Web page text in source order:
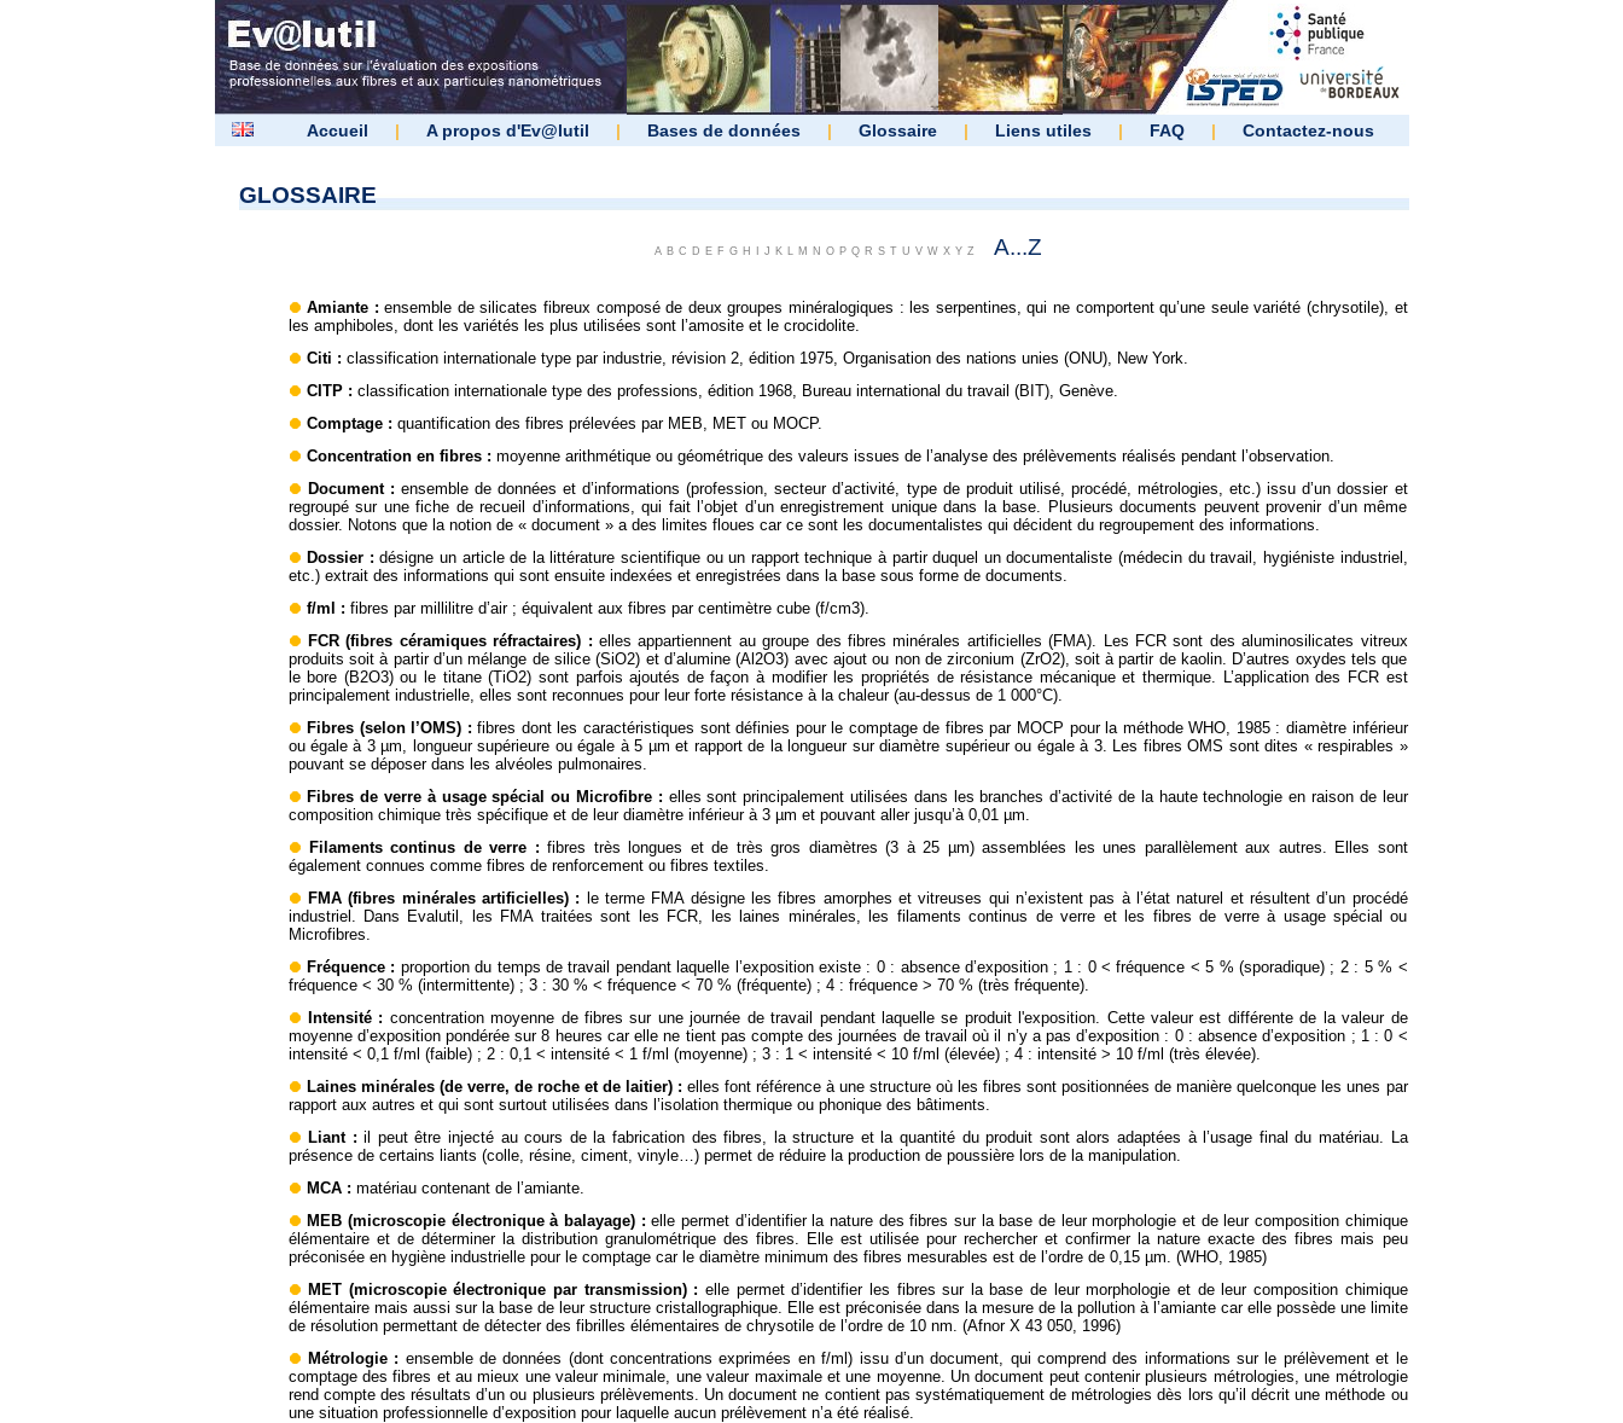
Accueil | A propos d'Ev@lutil | Bases de données | Glossaire | Liens utiles | FAQ | Contactez-nous
GLOSSAIRE
A B C D E F G H J K L M N O P Q R S T U V W X Y Z A...Z
Amiante : ensemble de silicates fibreux composé de deux groupes minéralogiques : les serpentines, qui ne comportent qu’une seule variété (chrysotile), et
les amphiboles, dont les variétés les plus utilisées sont l’amosite et le crocidolite.
Citi : classification internationale type par industrie, révision 2, édition 1975, Organisation des nations unies (ONU), New York.
CITP : classification internationale type des professions, édition 1968, Bureau international du travail (BIT), Genève.
Comptage: quantification des fibres prélevées par MEB, MET ou MOCP.
Concentration en fibres : moyenne arithmétique ou géométrique des valeurs issues de l’analyse des prélèvements réalisés pendant l’observation.
Document: ensemble de données et d’informations (profession, secteur d’activité, type de produit utilisé, procédé, métrologies, etc.) issu d’un dossier et
regroupé sur une fiche de recueil d’informations, qui fait l’objet d’un enregistrement unique dans la base. Plusieurs documents peuvent provenir d’un même
dossier. Notons que la notion de « document » a des limites floues car ce sont les documentalistes qui décident du regroupement des informations.
Dossier : désigne un article de la littérature scientifique ou un rapport technique à partir duquel un documentaliste (médecin du travail, hygiéniste industriel,
etc.) extrait des informations qui sont ensuite indexées et enregistrées dans la base sous forme de documents.
f/ml : fibres par millilitre d’air ; équivalent aux fibres par centimètre cube (f/cm3).
FCR (fibres céramiques réfractaires) : elles appartiennent au groupe des fibres minérales artificielles (FMA). Les FCR sont des aluminosilicates vitreux
produits soit à partir d’un mélange de silice (SiO2) et d’alumine (Al2O3) avec ajout ou non de zirconium (ZrO2), soit à partir de kaolin. D’autres oxydes tels que
le bore (B2O3) ou le titane (TiO2) sont parfois ajoutés de façon à modifier les propriétés de résistance mécanique et thermique. L’application des FCR est
principalement industrielle, elles sont reconnues pour leur forte résistance à la chaleur (au-dessus de 1 000°C).
Fibres (selon l’OMS) : fibres dont les caractéristiques sont définies pour le comptage de fibres par MOCP pour la méthode WHO, 1985 : diamètre inférieur
ou égale à 3 µm, longueur supérieure ou égale à 5 µm et rapport de la longueur sur diamètre supérieur ou égale à 3. Les fibres OMS sont dites « respirables »
pouvant se déposer dans les alvéoles pulmonaires.
Fibres de verre à usage spécial ou Microfibre: elles sont principalement utilisées dans les branches d’activité de la haute technologie en raison de leur
composition chimique très spécifique et de leur diamètre inférieur à 3 µm et pouvant aller jusqu’à 0,01 µm.
Filaments continus de verre : fibres très longues et de très gros diamètres (3 à 25 µm) assemblées les unes parallèlement aux autres. Elles sont
également connues comme fibres de renforcement ou fibres textiles.
FMA (fibres minérales artificielles) :
le terme FMA désigne les fibres amorphes et vitreuses qui n’existent pas à l’état naturel et résultent d’un procédé
industriel. Dans Evalutil, les FMA traitées sont les FCR, les laines minérales, les filaments continus de verre et les fibres de verre à usage spécial ou
Microfibres.
Fréquence: proportion du temps de travail pendant laquelle l’exposition existe : 0 : absence d’exposition ; 1 : 0 < fréquence < 5 % (sporadique) ; 2 : 5 % <
fréquence < 30 % (intermittente) ; 3 : 30 % < fréquence < 70 % (fréquente) ; 4 : fréquence > 70 % (très fréquente).
Intensité: concentration moyenne de fibres sur une journée de travail pendant laquelle se produit l'exposition. Cette valeur est différente de la valeur de
moyenne d’exposition pondérée sur 8 heures car elle ne tient pas compte des journées de travail où il n’y a pas d’exposition : 0 : absence d’exposition ; 1 : 0 <
intensité < 0,1 f/ml (faible) ; 2 : 0,1 < intensité < 1 f/ml (moyenne) ; 3 : 1 < intensité < 10 f/ml (élevée) ; 4 : intensité > 10 f/ml (très élevée).
Laines minérales (de verre, de roche et de laitier) : elles font référence à une structure où les fibres sont positionnées de manière quelconque les unes par
rapport aux autres et qui sont surtout utilisées dans l’isolation thermique ou phonique des bâtiments.
Liant: il peut être injecté au cours de la fabrication des fibres, la structure et la quantité du produit sont alors adaptées à l’usage final du matériau. La
présence de certains liants (colle, résine, ciment, vinyle…) permet de réduire la production de poussière lors de la manipulation.
MCA: matériau contenant de l’amiante.
MEB (microscopie électronique à balayage) : elle permet d’identifier la nature des fibres sur la base de leur morphologie et de leur composition chimique
élémentaire et de déterminer la distribution granulométrique des fibres. Elle est utilisée pour rechercher et confirmer la nature exacte des fibres mais peu
préconisée en hygiène industrielle pour le comptage car le diamètre minimum des fibres mesurables est de l’ordre de 0,15 µm. (WHO, 1985)
MET (microscopie électronique par transmission) : elle permet d’identifier les fibres sur la base de leur morphologie et de leur composition chimique
élémentaire mais aussi sur la base de leur structure cristallographique. Elle est préconisée dans la mesure de la pollution à l’amiante car elle possède une limite
de résolution permettant de détecter des fibrilles élémentaires de chrysotile de l’ordre de 10 nm. (Afnor X 43 050, 1996)
Métrologie: ensemble de données (dont concentrations exprimées en f/ml) issu d’un document, qui comprend des informations sur le prélèvement et le
comptage des fibres et au mieux une valeur minimale, une valeur maximale et une moyenne. Un document peut contenir plusieurs métrologies, une métrologie
rend compte des résultats d’un ou plusieurs prélèvements. Un document ne contient pas systématiquement de métrologies dès lors qu’il décrit une méthode ou
une situation professionnelle d’exposition pour laquelle aucun prélèvement n’a été réalisé.